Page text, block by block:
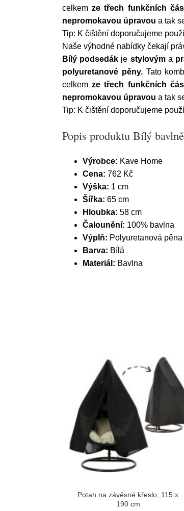
celkem ze třech funkčních
nepromokavou úpravou a tak
Tip: K čištění doporučujeme
Naše výhodné nabídky čekají
Bílý podsedák je stylovýma
polyuretanové pěny.Tato
celkem ze třech funkčních
nepromokavou úpravou a tak
Tip: K čištění doporučujeme
Popis produktu Bílý
Výrobce: Kave Home
Cena: 762 Kč
Výška: 1 cm
Šířka: 65 cm
Hloubka: 58 cm
Čalounění: 100% bavlna
Výplň: Polyuretanová pěna
Barva: Bílá
Materiál: Bavlna
Potah na závěsné křeslo, 115 x
190 cm